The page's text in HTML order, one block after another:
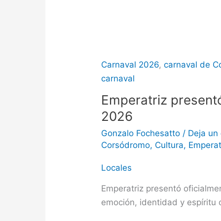
Carnaval 2026,carnaval de
carnaval
Emperatriz
2026
Gonzalo Fochesatto / Deja
Corsódromo, Cultura,
Locales
Emperatriz presentó
emoción, identidad y espíritu